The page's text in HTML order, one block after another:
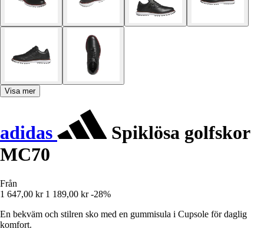
Visa mer
adidas
Spiklösa golfskor
MC70
Från
1 647,00 kr 1 189,00 kr -28%
En bekväm och stilren sko med en gummisula i Cupsole för daglig
komfort.